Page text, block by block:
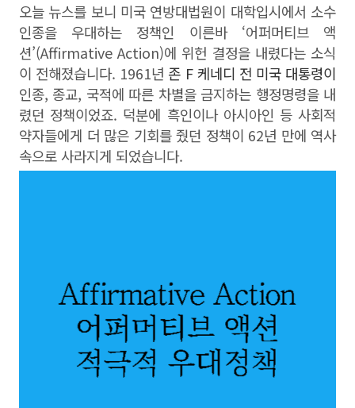
오늘 뉴스를 보니 미국 연방대법원이 대학입시에서 소수
인종을 우대하는 정책인 이른바 ‘어퍼머티브 액
션’(Affirmative Action)에 위헌 결정을 내렸다는 소식
이 전해졌습니다. 1961년 존 F 케네디 전 미국 대통령이
인종, 종교, 국적에 따른 차별을 금지하는 행정명령을 내
렸던 정책이었죠. 덕분에 흑인이나 아시아인 등 사회적
약자들에게 더 많은 기회를 줬던 정책이 62년 만에 역사
속으로 사라지게 되었습니다.